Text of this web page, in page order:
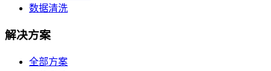
数据清洗
解决方案
全部方案